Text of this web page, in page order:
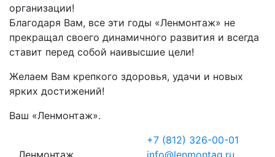
организации!
Благодаря Вам, все эти годы «Ленмонтаж» не
прекращал своего динамичного развития и всегда
ставит перед собой наивысшие цели!
Желаем Вам крепкого здоровья, удачи и новых
ярких достижений!
Ваш «Ленмонтаж».
Ленмонтаж
+7 (812) 326-00-01
info@lenmontag.ru